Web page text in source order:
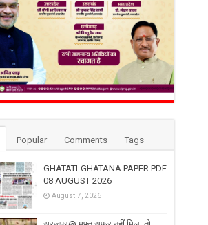
Popular Comments Tags
GHATATI-GHATANA PAPER PDF
08 AUGUST 2026
August 7, 2026